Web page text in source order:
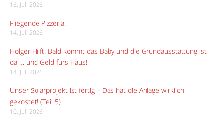
16. Juli 2026
Fliegende Pizzeria!
14. Juli 2026
Holger Hilft. Bald kommt das Baby und die Grundausstattung ist
da … und Geld fürs Haus!
14. Juli 2026
Unser Solarprojekt ist fertig – Das hat die Anlage wirklich
gekostet! (Teil 5)
10. Juli 2026